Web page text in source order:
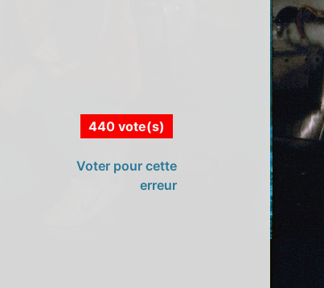
440 vote(s)
Voter pour cette
erreur